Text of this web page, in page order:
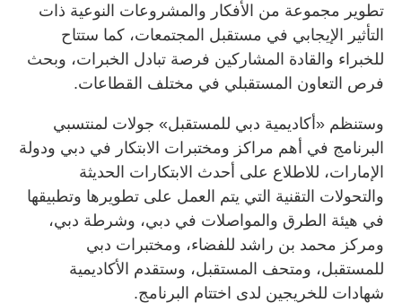
تطوير مجموعة من الأفكار والمشروعات النوعية ذات
التأثير الإيجابي في مستقبل المجتمعات، كما ستتاح
للخبراء والقادة المشاركين فرصة تبادل الخبرات، وبحث
فرص التعاون المستقبلي في مختلف القطاعات.
وستنظم «أكاديمية دبي للمستقبل» جولات لمنتسبي
البرنامج في أهم مراكز ومختبرات الابتكار في دبي ودولة
الإمارات، للاطلاع على أحدث الابتكارات الحديثة
والتحولات التقنية التي يتم العمل على تطويرها وتطبيقها
في هيئة الطرق والمواصلات في دبي، وشرطة دبي،
ومركز محمد بن راشد للفضاء، ومختبرات دبي
للمستقبل، ومتحف المستقبل، وستقدم الأكاديمية
شهادات للخريجين لدى اختتام البرنامج.